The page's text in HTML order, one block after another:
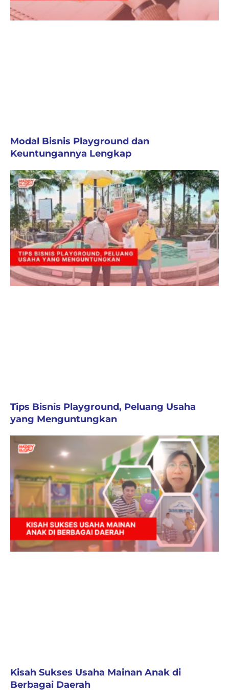
Modal Bisnis Playground dan
Keuntungannya Lengkap
Tips Bisnis Playground, Peluang Usaha
yang Menguntungkan
Kisah Sukses Usaha Mainan Anak di
Berbagai Daerah